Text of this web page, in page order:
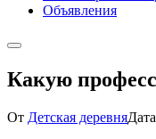
Объявления
Какую
От Детская деревня